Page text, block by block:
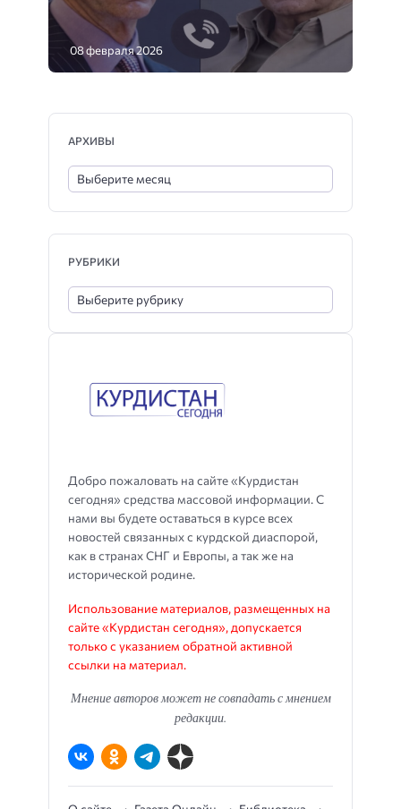
08 февраля 2026
Добро пожаловать на сайте «Курдистан
сегодня» средства массовой информации. С
нами вы будете оставаться в курсе всех
новостей связанных с курдской диаспорой,
как в странах СНГ и Европы, а так же на
исторической родине.
Использование материалов, размещенных на
сайте «Курдистан сегодня», допускается
только с указанием обратной активной
ссылки на материал.
Мнение авторов может не совпадать с мнением
редакции.
АРХИВЫ
РУБРИКИ